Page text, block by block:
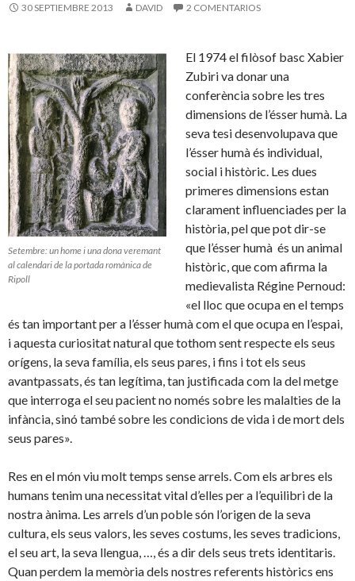
30 SEPTIEMBRE 2013 DAVID 2 COMENTARIOS
Setembre: un home i una dona veremant
al calendari de la portada romànica de
Ripoll
El 1974 el filòsof basc Xabier
Zubiri va donar una
conferència sobre les tres
dimensions de l’ésser humà. La
seva tesi desenvolupava que
l’ésser humà és individual,
social i històric. Les dues
primeres dimensions estan
clarament influenciades per la
història, pel que pot dir-se
que l’ésser humà és un animal
històric, que com afirma la
medievalista Régine Pernoud:
«el lloc que ocupa en el temps
és tan important per a l’ésser humà com el que ocupa en l’espai,
i aquesta curiositat natural que tothom sent respecte els seus
orígens, la seva família, els seus pares, i fins i tot els seus
avantpassats, és tan legítima, tan justificada com la del metge
que interroga el seu pacient no només sobre les malalties de la
infància, sinó també sobre les condicions de vida i de mort dels
seus pares».
Res en el món viu molt temps sense arrels. Com els arbres els
humans tenim una necessitat vital d’elles per a l’equilibri de la
nostra ànima. Les arrels d’un poble són l’origen de la seva
cultura, els seus valors, les seves costums, les seves tradicions,
el seu art, la seva llengua, …, és a dir dels seus trets identitaris.
Quan perdem la memòria dels nostres referents històrics ens